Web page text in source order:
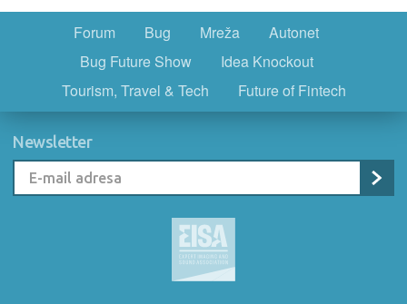
Forum Bug Mreža
Autonet
Bug Future Show
Idea Knockout
Tourism, Travel & Tech
Future of Fintech
Newsletter